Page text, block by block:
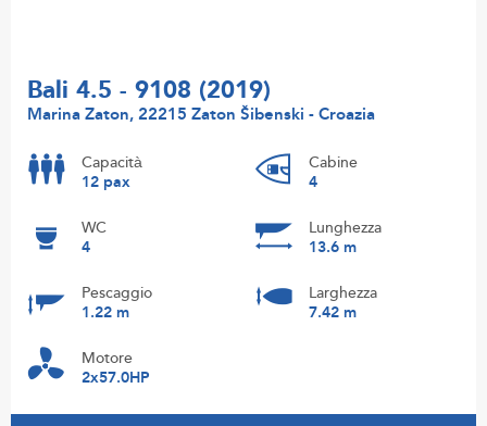
Bali 4.5 - 9108 (2019)
Marina Zaton, 22215 Zaton Šibenski - Croazia
Capacità
12 pax
Cabine
4
WC
4
Lunghezza
13.6 m
Pescaggio
1.22 m
Larghezza
7.42 m
Motore
2x57.0HP